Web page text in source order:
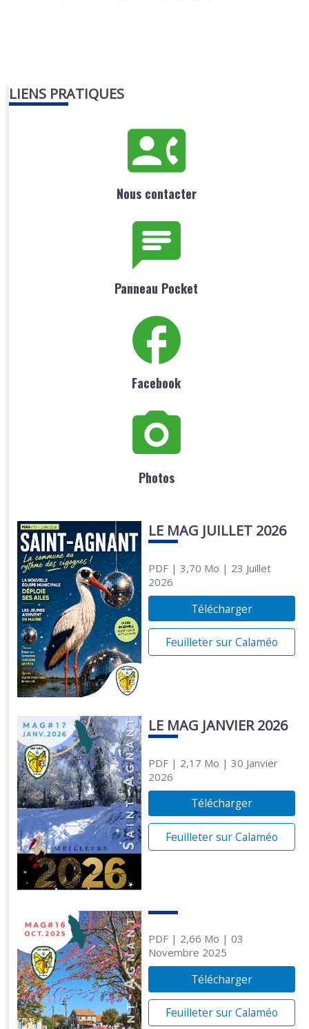
LIENS PRATIQUES
Nous contacter
Panneau Pocket
Facebook
Photos
LE MAG JUILLET 2026
PDF| 3,70 Mo | 23 Juillet
2026
Télécharger
Feuilleter sur Calaméo
LE MAG JANVIER 2026
PDF| 2,17 Mo | 30 Janvier
2026
Télécharger
Feuilleter sur Calaméo
PDF| 2,66 Mo | 03
Novembre 2025
Télécharger
Feuilleter sur Calaméo